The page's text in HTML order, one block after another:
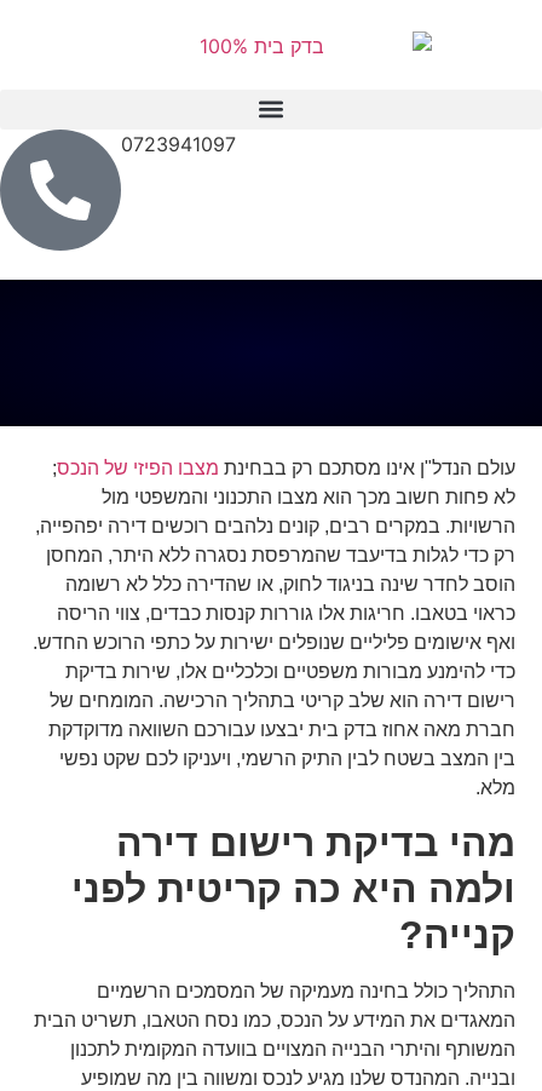
0723941097
עולם הנדל"ן אינו מסתכם רק בבחינת מצבו הפיזי של הנכס;
לא פחות חשוב מכך הוא מצבו התכנוני והמשפטי מול
הרשויות. במקרים רבים, קונים נלהבים רוכשים דירה יפהפייה,
רק כדי לגלות בדיעבד שהמרפסת נסגרה ללא היתר, המחסן
הוסב לחדר שינה בניגוד לחוק, או שהדירה כלל לא רשומה
כראוי בטאבו. חריגות אלו גוררות קנסות כבדים, צווי הריסה
ואף אישומים פליליים שנופלים ישירות על כתפי הרוכש החדש.
כדי להימנע מבורות משפטיים וכלכליים אלו, שירות בדיקת
רישום דירה הוא שלב קריטי בתהליך הרכישה. המומחים של
חברת מאה אחוז בדק בית יבצעו עבורכם השוואה מדוקדקת
בין המצב בשטח לבין התיק הרשמי, ויעניקו לכם שקט נפשי
מלא.
מהי בדיקת רישום דירה
ולמה היא כה קריטית לפני
קנייה?
התהליך כולל בחינה מעמיקה של המסמכים הרשמיים
המאגדים את המידע על הנכס, כמו נסח הטאבו, תשריט הבית
המשותף והיתרי הבנייה המצויים בוועדה המקומית לתכנון
ובנייה. המהנדס שלנו מגיע לנכס ומשווה בין מה שמופיע